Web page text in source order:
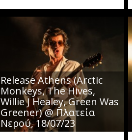
Release Athens (Arctic
Monkeys, The Hives,
Willie J Healey, Green Was
Greener) @ Πλατεία
Νερού, 18/07/23